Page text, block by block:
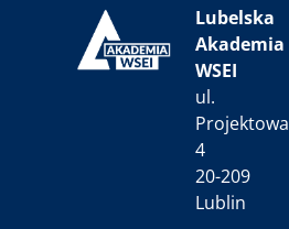
Lubelska
Akademia
WSEI
ul.
Projektowa
4
20-209
Lublin